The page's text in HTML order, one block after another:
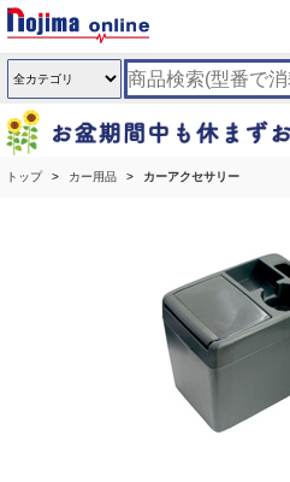
トップ カー用品 カーアクセサリー